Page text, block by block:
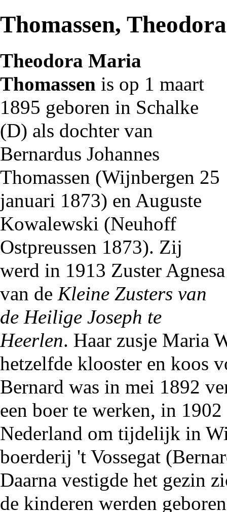
Thomassen,
Theodora Maria
Thomassen is op 1 maart
1895 geboren in Schalke
(D) als dochter van
Bernardus Johannes
Thomassen (Wijnbergen 25
januari 1873) en Auguste
Kowalewski (Neuhoff
Ostpreussen 1873). Zij
werd in 1913 Zuster Agnesa
van de Kleine Zusters van
de Heilige Joseph te
Heerlen. Haar zusje Maria
hetzelfde klooster en koos
Bernard was in mei 1892
een boer te werken, in 1902
Nederland om tijdelijk in
boerderij 't Vossegat
Daarna vestigde het gezin
de kinderen werden